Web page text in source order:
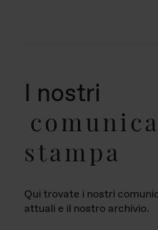
I nostri
stampa
Qui trovate i nostri
attuali e il nostro archivio.